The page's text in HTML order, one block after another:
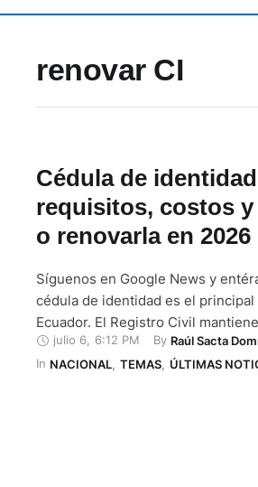
renovar CI
Cédula de
requisitos, costos
o renovarla en 2026
Síguenos en Google News y
cédula de identidad es el
Ecuador. El Registro Civil
solicitan por primera vez o
caducidad o actualización de
julio 6 6:12 PM By Raúl Sacta
In NACIONAL, TEMAS, ÚLTIMAS